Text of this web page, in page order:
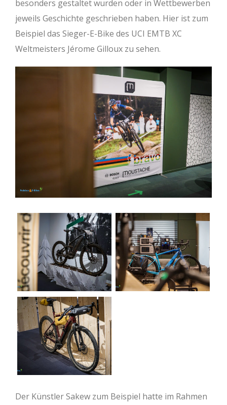
besonders gestaltet wurden oder in Wettbewerben
jeweils Geschichte geschrieben haben. Hier ist zum
Beispiel das Sieger-E-Bike des UCI EMTB XC
Weltmeisters Jérome Gilloux zu sehen.
Der Künstler Sakew zum Beispiel hatte im Rahmen